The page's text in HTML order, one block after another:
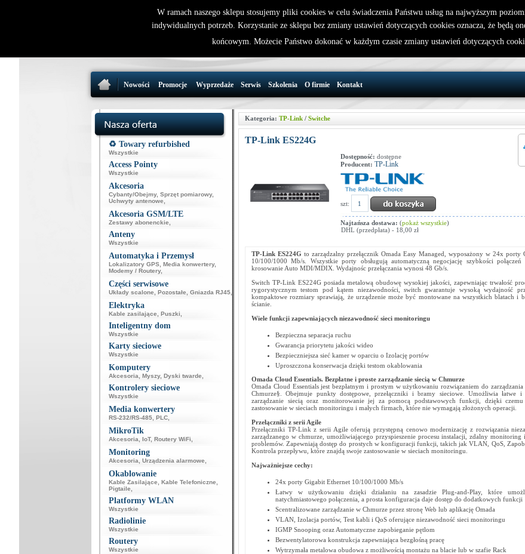
32 721 86 72
support@wirelesslan.com.pl
W koszyku jest 0
Nowości Promocje Wyprzedaże Serwis Szkolenia O firmie Kontakt
♻️ Towary refurbished
Wszystkie
Access Pointy
Wszystkie
Akcesoria
Cybanty/Obejmy, Sprzęt pomiarowy,
Uchwyty antenowe
Akcesoria GSM/LTE
Zestawy abonenckie
Anteny
Wszystkie
Automatyka i Przemysł
Lokalizatory GPS, Media konwertery,
Modemy / Routery,
Części serwisowe
Układy scalone Pozostałe Gniazda RJ45,
Elektryka
Kable zasilające Puszki
Inteligentny dom
Wszystkie
Karty sieciowe
Wszystkie
Komputery
Akcesoria Myszy, Dyski twarde
Kontrolery sieciowe
Wszystkie
Media konwertery
RS-232/RS-485, PLC,
MikroTik
Akcesoria IoT, Routery WiFi
Monitoring
Akcesoria Urządzenia alarmowe
Okablowanie
Kable Zasilające Kable Telefoniczne
Pigtaile
Platformy WLAN
Wszystkie
Radiolinie
Wszystkie
Routery
Wszystkie
Kategoria: TP-Link / Switche
TP-Link ES224G
Dostępność: dostępne
Producent: TP-Link
szt:
Najtańsza dostawa: (pokaż wszystkie)
DHL (przedpłata) - 18,00 zł
TP-Link ES224G to zarządzalny przełącznik Omada Easy Managed, wyposażony w 24x porty
10/100/1000 Mb/s. Wszystkie porty obsługują automatyczną negocjację szybkości
krosowanie Auto MDI/MDIX. Wydajnośc przełączania wynosi 48 Gb/s.
Switch TP-Link ES224G posiada metalową obudowę wysokiej jakości, zapewniając trwałość
rygorystycznym testom pod kątem niezawodności, switch gwarantuje wysoką wydajność
kompaktowe rozmiary sprawiają, że urządzenie może być montowane na wszystkich blatach i
ścianie.
Wiele funkcji zapewniających niezawodność sieci monitoringu
Bezpieczna separacja ruchu
Gwarancja priorytetu jakości wideo
Bezpieczniejsza sieć kamer w oparciu o Izolację portów
Uproszczona konserwacja dzięki testom okablowania
Omada Cloud Essentials. Bezpłatne i proste zarządzanie siecią w Chmurze
Omada Cloud Essentials jest bezpłatnym i prostym w użytkowaniu rozwiązaniem do zarządzania
Chmurze§. Obejmuje punkty dostępowe, przełączniki i bramy sieciowe. Umożliwia łatwe i
zarządzanie siecią oraz monitorowanie jej za pomocą podstawowych funkcji, dzięki
zastosowanie w sieciach monitoringu i małych firmach, które nie wymagają złożonych operacji.
Przełączniki z serii Agile
Przełączniki TP-Link z serii Agile oferują przystępną cenowo modernizację z rozwiązania
zarządzanego w chmurze, umożliwiającego przyspieszenie procesu instalacji, zdalny monitoring
problemów. Zapewniają dostęp do prostych w konfiguracji funkcji, takich jak VLAN, QoS,
Kontrola przepływu, które znajdą swoje zastosowanie w sieciach monitoringu.
Najważniejsze cechy:
24x porty Gigabit Ethernet 10/100/1000 Mb/s
Łatwy w użytkowaniu dzięki działaniu na zasadzie Plug-and-Play, które
natychmiastowego połączenia, a prosta konfiguracja daje dostęp do dodatkowych funkcji
Scentralizowane zarządzanie w Chmurze przez stronę Web lub aplikację Omada
VLAN, Izolacja portów, Test kabli i QoS oferujące niezawodność sieci monitoringu
IGMP Snooping oraz Automatyczne zapobieganie pętlom
Bezwentylatorowa konstrukcja zapewniająca bezgłośną pracę
Wytrzymała metalowa obudowa z możliwością montażu na blacie lub w szafie Rack
W ramach naszego sklepu stosujemy pliki cookies w celu świadczenia Państwu usług na najwyższym
indywidualnych potrzeb. Korzystanie ze sklepu bez zmiany ustawień dotyczących cookies oznacza, że będą
końcowym. Możecie Państwo dokonać w każdym czasie zmiany ustawień dotyczących